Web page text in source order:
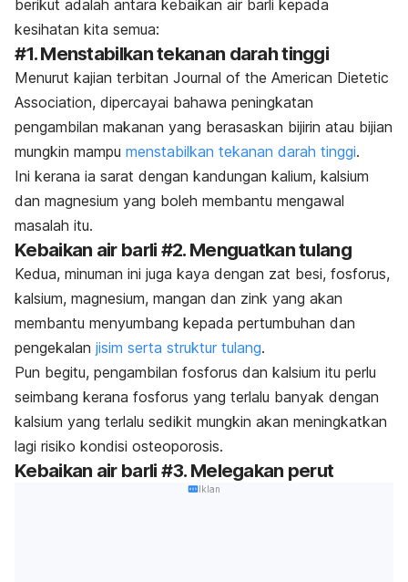
berikut adalah antara kebaikan air barli kepada
kesihatan kita semua:
#1. Menstabilkan tekanan darah tinggi
Menurut kajian terbitan Journal of the American Dietetic
Association, dipercayai bahawa peningkatan
pengambilan makanan yang berasaskan bijirin atau bijian
mungkin mampu menstabilkan tekanan darah tinggi.
Ini kerana ia sarat dengan kandungan kalium, kalsium
dan magnesium yang boleh membantu mengawal
masalah itu.
Kebaikan air barli #2. Menguatkan tulang
Kedua, minuman ini juga kaya dengan zat besi, fosforus,
kalsium, magnesium, mangan dan zink yang akan
membantu menyumbang kepada pertumbuhan dan
pengekalan jisim serta struktur tulang.
Pun begitu, pengambilan fosforus dan kalsium itu perlu
seimbang kerana fosforus yang terlalu banyak dengan
kalsium yang terlalu sedikit mungkin akan meningkatkan
lagi risiko kondisi osteoporosis.
Kebaikan air barli #3. Melegakan perut
Iklan